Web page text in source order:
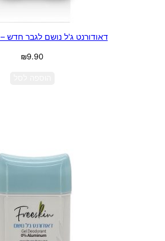
דאודורנט ג'ל נושם לגבר חדש – FREE SKIN
₪9.90